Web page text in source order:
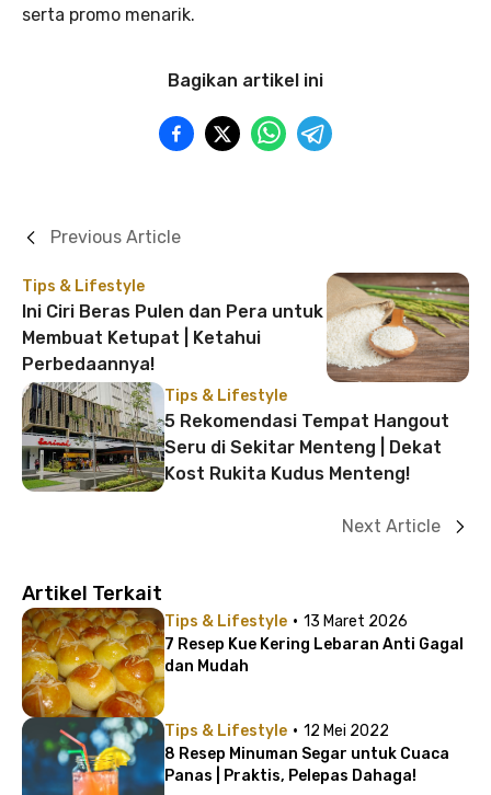
serta promo menarik.
Bagikan artikel ini
Tips & Lifestyle
Ini Ciri Beras Pulen dan Pera untuk
Membuat Ketupat | Ketahui
Perbedaannya!
Previous Article
Tips & Lifestyle
5 Rekomendasi Tempat Hangout
Seru di Sekitar Menteng | Dekat
Kost Rukita Kudus Menteng!
Next Article
Artikel Terkait
Tips & Lifestyle · 13 Maret 2026
7 Resep Kue Kering Lebaran Anti Gagal
dan Mudah
Tips & Lifestyle · 12 Mei 2022
8 Resep Minuman Segar untuk Cuaca
Panas | Praktis, Pelepas Dahaga!